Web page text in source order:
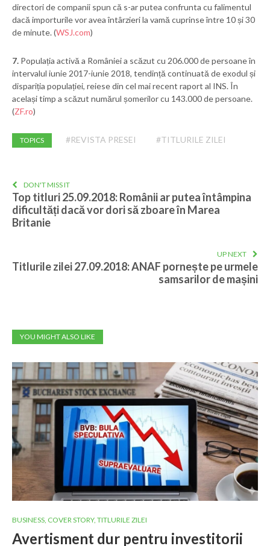
directori de companii spun că s-ar putea confrunta cu falimentul
dacă importurile vor avea întârzieri la vamă cuprinse între 10 și 30
de minute. (WSJ.com)
7. Populația activă a României a scăzut cu 206.000 de persoane în
intervalul iunie 2017-iunie 2018, tendință continuată de exodul și
dispariția populației, reiese din cel mai recent raport al INS. În
același timp a scăzut numărul șomerilor cu 143.000 de persoane.
(ZF.ro)
TOPICS #REVISTA PRESEI #TITLURILE ZILEI
DON'T MISS IT
Top titluri 25.09.2018: Românii ar putea întâmpina
dificultăți dacă vor dori să zboare în Marea
Britanie
UP NEXT
Titlurile zilei 27.09.2018: ANAF pornește pe urmele
samsarilor de mașini
YOU MIGHT ALSO LIKE
BUSINESS, COVER STORY, TITLURILE ZILEI
Avertisment dur pentru investitorii